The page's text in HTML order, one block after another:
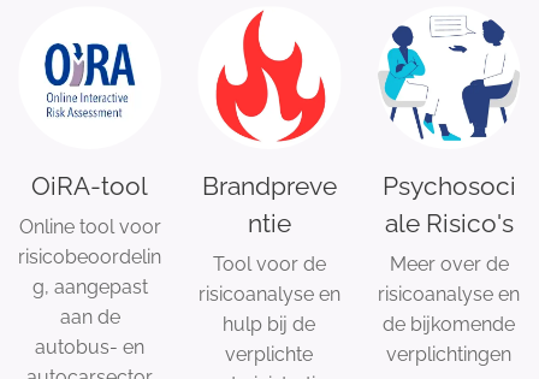
OiRA-tool
Online tool voor
risicobeoordelin
g, aangepast
aan de
autobus- en
Brandpreve
ntie
Tool voor de
risicoanalyse en
hulp bij de
verplichte
Psychosoci
ale Risico's
Meer over de
risicoanalyse en
de bijkomende
verplichtingen